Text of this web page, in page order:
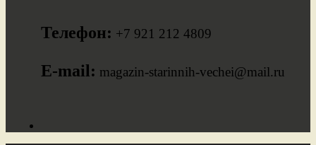
Телефон: +7 921 212 4809
E-mail: magazin-starinnih-vechei@mail.ru